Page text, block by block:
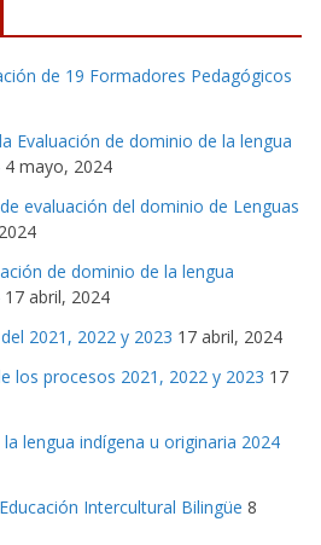
de 19 Formadores Pedagógicos
Evaluación de dominio de la lengua
4 mayo, 2024
evaluación del dominio de Lenguas
de dominio de la lengua
17 abril, 2024
2021, 2022 y 2023 17 abril, 2024
los procesos 2021, 2022 y 2023 17
lengua indígena u originaria 2024
Intercultural Bilingüe 8